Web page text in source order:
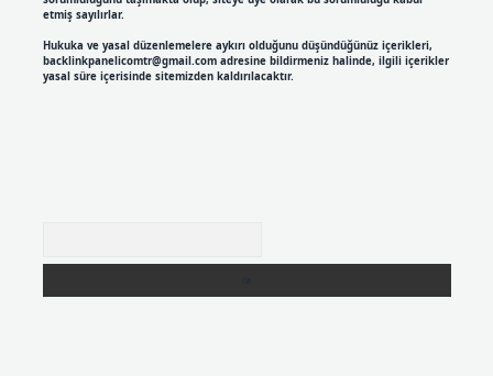
etmiş sayılırlar.
Hukuka ve yasal düzenlemelere aykırı olduğunu düşündüğünüz içerikleri,
backlinkpanelicomtr@gmail.comadresine bildirmeniz halinde, ilgili içerikler
yasal süre içerisinde sitemizden kaldırılacaktır.